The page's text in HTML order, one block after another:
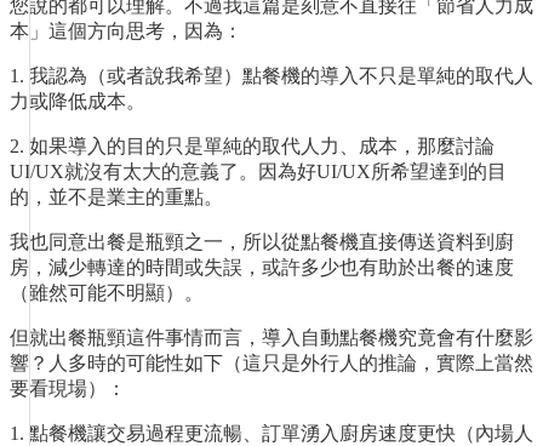
您說的都可以理解。不過我這篇是刻意不直接往「節省人力成
本」這個方向思考，因為：
1. 我認為（或者說我希望）點餐機的導入不只是單純的取代人
力或降低成本。
2. 如果導入的目的只是單純的取代人力、成本，那麼討論
UI/UX就沒有太大的意義了。因為好UI/UX所希望達到的目
的，並不是業主的重點。
我也同意出餐是瓶頸之一，所以從點餐機直接傳送資料到廚
房，減少轉達的時間或失誤，或許多少也有助於出餐的速度
（雖然可能不明顯）。
但就出餐瓶頸這件事情而言，導入自動點餐機究竟會有什麼影
響？人多時的可能性如下（這只是外行人的推論，實際上當然
要看現場）：
1. 點餐機讓交易過程更流暢、訂單湧入廚房速度更快（內場人